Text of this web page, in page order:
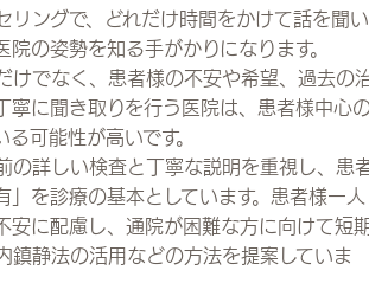
リングで、どれだけ時間をかけて話を聞い
の姿勢を知る手がかりになります。
けでなく、患者様の不安や希望、過去の
寧に聞き取りを行う医院は、患者様中心
可能性が高いです。
の詳しい検査と丁寧な説明を重視し、患
」を診療の基本としています。患者様一人
安に配慮し、通院が困難な方に向けて短
鎮静法の活用などの方法を提案していま